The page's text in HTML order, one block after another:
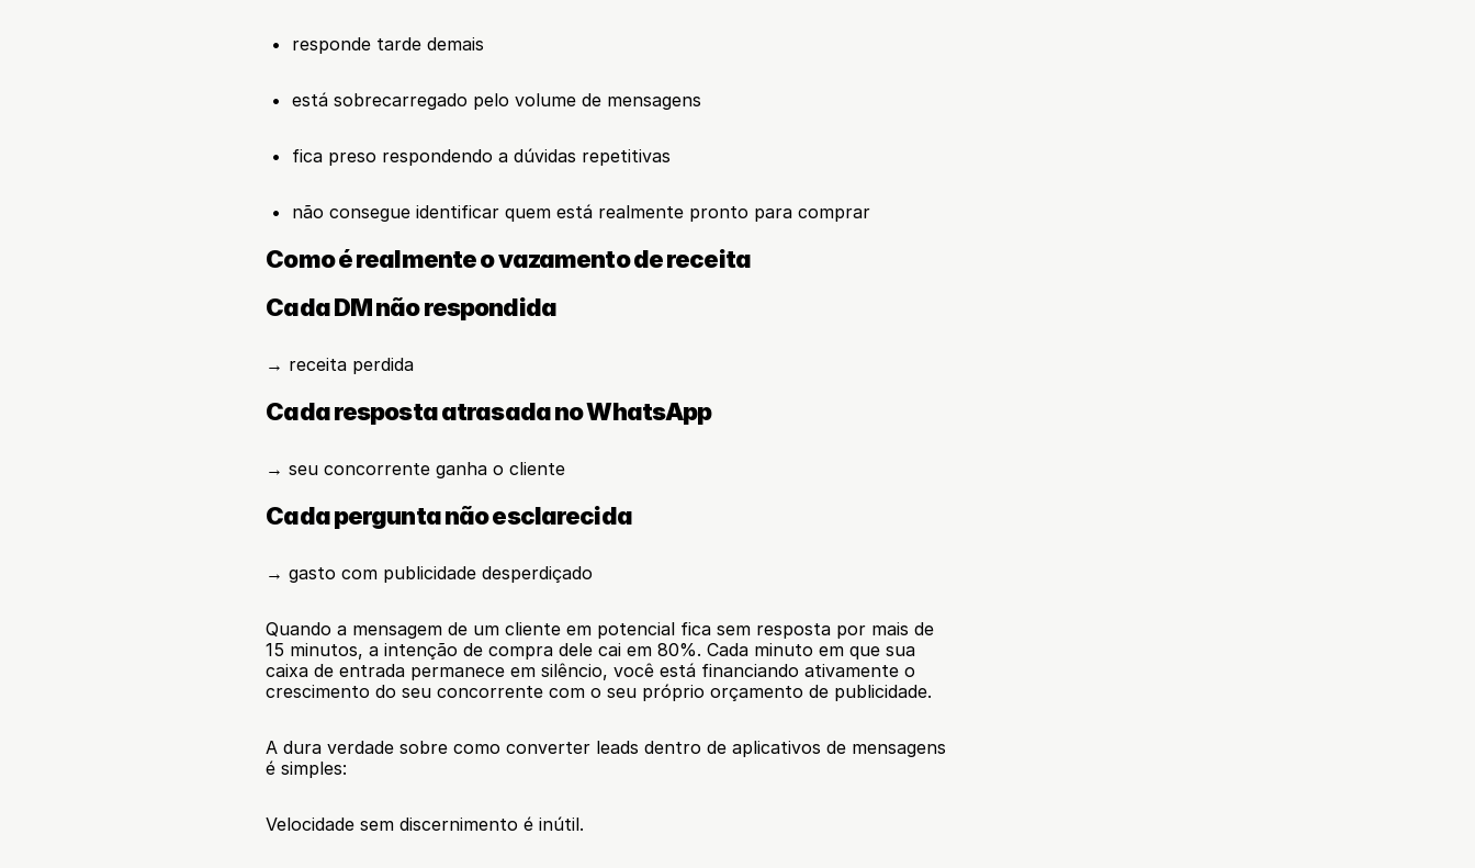
•  responde tarde demais
•  está sobrecarregado pelo volume de mensagens
•  fica preso respondendo a dúvidas repetitivas
•  não consegue identificar quem está realmente pronto para comprar
Como é realmente o vazamento de receita
Cada DM não respondida
→ receita perdida
Cada resposta atrasada no WhatsApp
→ seu concorrente ganha o cliente
Cada pergunta não esclarecida
→ gasto com publicidade desperdiçado
Quando a mensagem de um cliente em potencial fica sem resposta por mais de
15 minutos, a intenção de compra dele cai em 80%. Cada minuto em que sua
caixa de entrada permanece em silêncio, você está financiando ativamente o
crescimento do seu concorrente com o seu próprio orçamento de publicidade.
A dura verdade sobre como converter leads dentro de aplicativos de mensagens
é simples:
Velocidade sem discernimento é inútil.